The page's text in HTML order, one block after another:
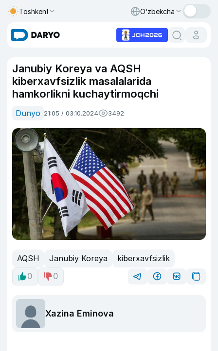
Toshkent O‘zbekcha
Janubiy Koreya va AQSH
kiberxavfsizlik masalalarida
hamkorlikni kuchaytirmoqchi
Dunyo 21:05 / 03.10.2024 3492
AQSH Janubiy Koreya
kiberxavfsizlik
0
0
Xazina Eminova